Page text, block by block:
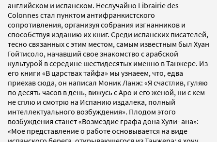
английском и испанском. Неслучайно Librairie des
Colonnes стал пунктом антифранкистского
сопротивления, организуя собрания изгнанников и
способствуя изданию их книг. Среди испанских писателей,
тесно связанных с этим местом, самым известным был Хуан
Гойтисоло, начавший свое знакомство с арабской
культурой в середине шестидесятых именно в Танжере. Из
его книги «В царствах тайфа» мы узнаеем, что, едва
приехав сюда, он написал Моник Ланж: «Я счастлив, гуляю
по десять часов в день, вижусь с Аро и его женой, ни с кем
не сплю и смотрю на Испанию издалека, полный
интеллектуального возбуждения». Плодом этого
возбуждения станет «Возмездие графа дона Хули- ана»:
«Мое представление о работе основывается на виде